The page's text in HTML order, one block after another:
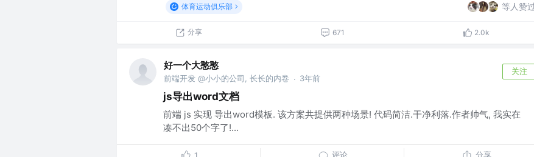
体育运动俱乐部 等人赞
分享 671 2.0k
好一个大憨憨
前端开发 @小小的公司, 长长的内卷 · 3年前
关注
js导出word文档
前端 js 实现 导出word模板. 该方案共提供两种场景! 代码简洁.干净利落.作者帅气, 我实在
凑不出50个字了!...
1 评论 分享